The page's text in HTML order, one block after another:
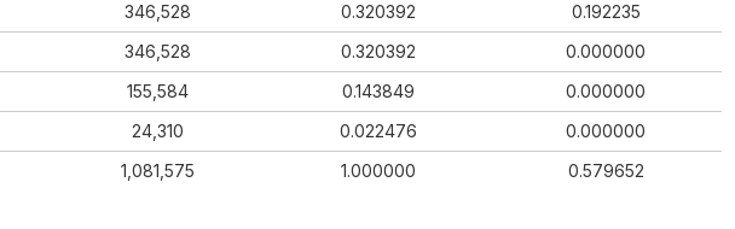
346,528 0.320392
0.192235
346,528 0.320392
0.000000
155,584 0.143849
0.000000
24,310 0.022476
0.000000
1,081,575 1.000000 0.579652